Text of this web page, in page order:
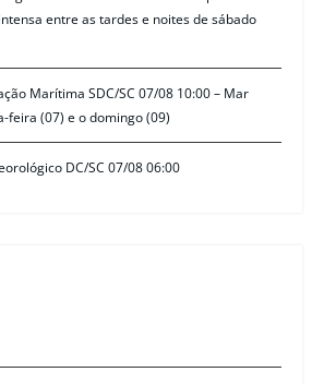
entre as tardes e noites de sábado
Marítima SDC/SC 07/08 10:00 – Mar
feira (07) e o domingo (09)
DC/SC 07/08 06:00